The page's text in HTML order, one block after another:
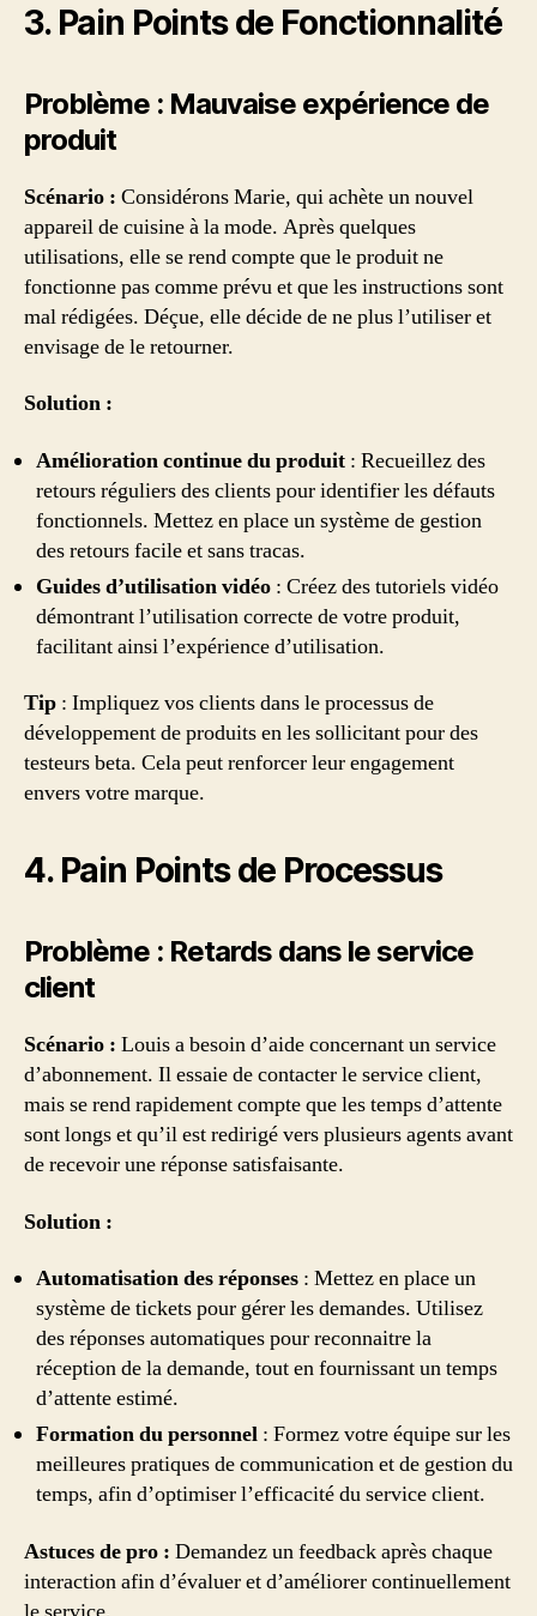
3. Pain Points de Fonctionnalité
Problème : Mauvaise expérience de
produit
Scénario : Considérons Marie, qui achète un nouvel
appareil de cuisine à la mode. Après quelques
utilisations, elle se rend compte que le produit ne
fonctionne pas comme prévu et que les instructions sont
mal rédigées. Déçue, elle décide de ne plus l’utiliser et
envisage de le retourner.
Solution :
Amélioration continue du produit : Recueillez des
retours réguliers des clients pour identifier les défauts
fonctionnels. Mettez en place un système de gestion
des retours facile et sans tracas.
Guides d’utilisation vidéo : Créez des tutoriels vidéo
démontrant l’utilisation correcte de votre produit,
facilitant ainsi l’expérience d’utilisation.
Tip : Impliquez vos clients dans le processus de
développement de produits en les sollicitant pour des
testeurs beta. Cela peut renforcer leur engagement
envers votre marque.
4. Pain Points de Processus
Problème : Retards dans le service
client
Scénario : Louis a besoin d’aide concernant un service
d’abonnement. Il essaie de contacter le service client,
mais se rend rapidement compte que les temps d’attente
sont longs et qu’il est redirigé vers plusieurs agents avant
de recevoir une réponse satisfaisante.
Solution :
Automatisation des réponses : Mettez en place un
système de tickets pour gérer les demandes. Utilisez
des réponses automatiques pour reconnaitre la
réception de la demande, tout en fournissant un temps
d’attente estimé.
Formation du personnel : Formez votre équipe sur les
meilleures pratiques de communication et de gestion du
temps, afin d’optimiser l’efficacité du service client.
Astuces de pro : Demandez un feedback après chaque
interaction afin d’évaluer et d’améliorer continuellement